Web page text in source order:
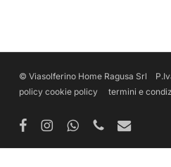
© Viasolferino Home Ragusa Srl
policy cookie policy termini e
facebookinstagramwhatsappphone email